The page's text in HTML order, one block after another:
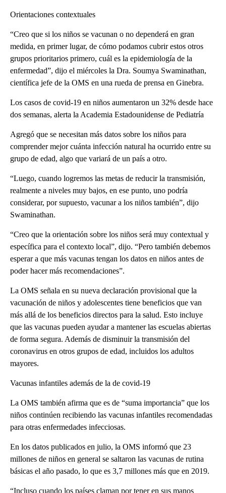
Orientaciones contextuales
“Creo que si los niños se vacunan o no dependerá en gran
medida, en primer lugar, de cómo podamos cubrir estos otros
grupos prioritarios primero, cuál es la epidemiología de la
enfermedad”, dijo el miércoles la Dra. Soumya Swaminathan,
científica jefe de la OMS en una rueda de prensa en Ginebra.
Los casos de covid-19 en niños aumentaron un 32% desde hace
dos semanas, alerta la Academia Estadounidense de Pediatría
Agregó que se necesitan más datos sobre los niños para
comprender mejor cuánta infección natural ha ocurrido entre su
grupo de edad, algo que variará de un país a otro.
“Luego, cuando logremos las metas de reducir la transmisión,
realmente a niveles muy bajos, en ese punto, uno podría
considerar, por supuesto, vacunar a los niños también”, dijo
Swaminathan.
“Creo que la orientación sobre los niños será muy contextual y
específica para el contexto local”, dijo. “Pero también debemos
esperar a que más vacunas tengan los datos en niños antes de
poder hacer más recomendaciones”.
La OMS señala en su nueva declaración provisional que la
vacunación de niños y adolescentes tiene beneficios que van
más allá de los beneficios directos para la salud. Esto incluye
que las vacunas pueden ayudar a mantener las escuelas abiertas
de forma segura. Además de disminuir la transmisión del
coronavirus en otros grupos de edad, incluidos los adultos
mayores.
Vacunas infantiles además de la de covid-19
La OMS también afirma que es de “suma importancia” que los
niños continúen recibiendo las vacunas infantiles recomendadas
para otras enfermedades infecciosas.
En los datos publicados en julio, la OMS informó que 23
millones de niños en general se saltaron las vacunas de rutina
básicas el año pasado, lo que es 3,7 millones más que en 2019.
“Incluso cuando los países claman por tener en sus manos